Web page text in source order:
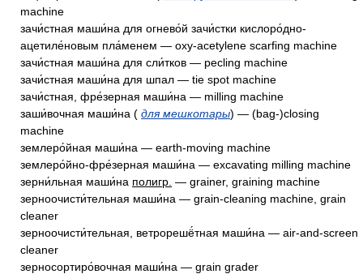
machine
зачи́стная маши́на для огнево́й зачи́стки кислоро́дно-
ацетиле́новым пла́менем — oxy-acetylene scarfing machine
зачи́стная маши́на для сли́тков — pecling machine
зачи́стная маши́на для шпал — tie spot machine
зачи́стная, фре́зерная маши́на — milling machine
заши́вочная маши́на ( для мешкотары) — (bag-)closing
machine
землеро́йная маши́на — earth-moving machine
землеро́йно-фре́зерная маши́на — excavating milling machine
зерни́льная маши́на полигр. — grainer, graining machine
зерноочисти́тельная маши́на — grain-cleaning machine, grain
cleaner
зерноочисти́тельная, ветрорешё́тная маши́на — air-and-screen
cleaner
зерносортиро́вочная маши́на — grain grader